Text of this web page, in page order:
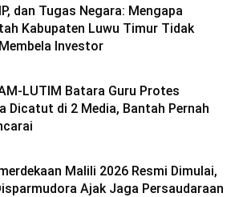
dan Tugas Negara: Mengapa
Kabupaten Luwu Timur Tidak
Investor
LUTIM Batara Guru Protes
Dicatut di 2 Media, Bantah Pernah
Malili 2026 Resmi Dimulai,
Ajak Jaga Persaudaraan